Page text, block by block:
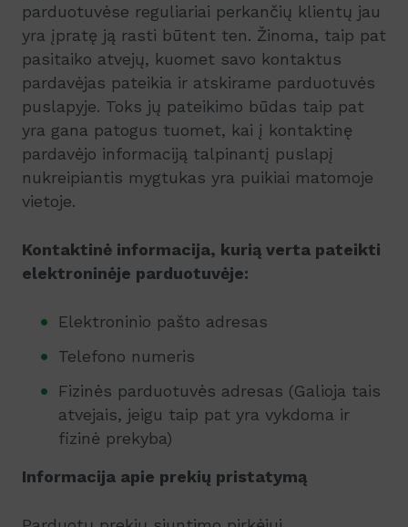
parduotuvėse reguliariai perkančių klientų jau
yra įpratę ją rasti būtent ten. Žinoma, taip pat
pasitaiko atvejų, kuomet savo kontaktus
pardavėjas pateikia ir atskirame parduotuvės
puslapyje. Toks jų pateikimo būdas taip pat
yra gana patogus tuomet, kai į kontaktinę
pardavėjo informaciją talpinantį puslapį
nukreipiantis mygtukas yra puikiai matomoje
vietoje.
Kontaktinė informacija, kurią verta pateikti
elektroninėje parduotuvėje:
Elektroninio pašto adresas
Telefono numeris
Fizinės parduotuvės adresas (Galioja tais
atvejais, jeigu taip pat yra vykdoma ir
fizinė prekyba)
Informacija apie prekių pristatymą